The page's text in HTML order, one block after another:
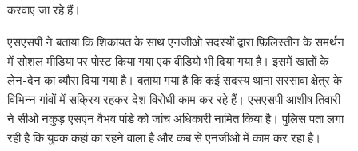
करवाए जा रहे हैं।
एसएसपी ने बताया कि शिकायत के साथ एनजीओ सदस्यों द्वारा फ़िलिस्तीन के समर्थन
में सोशल मीडिया पर पोस्ट किया गया एक वीडियो भी दिया गया है। इसमें खातों के
लेन-देन का ब्यौरा दिया गया है। बताया गया है कि कई सदस्य थाना सरसावा क्षेत्र के
विभिन्न गांवों में सक्रिय रहकर देश विरोधी काम कर रहे हैं। एसएसपी आशीष तिवारी
ने सीओ नकुड़ एसएन वैभव पांडे को जांच अधिकारी नामित किया है। पुलिस पता लगा
रही है कि युवक कहां का रहने वाला है और कब से एनजीओ में काम कर रहा है।